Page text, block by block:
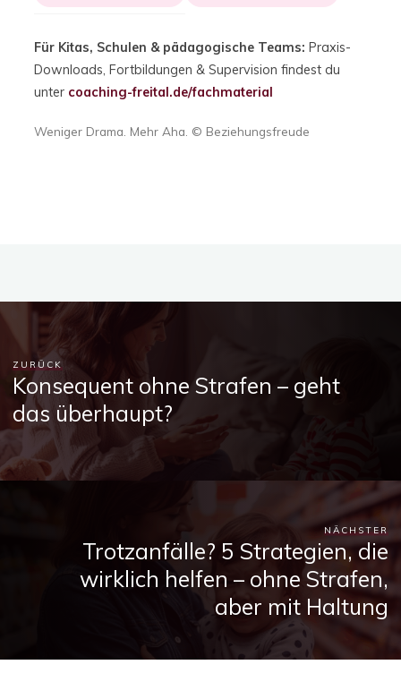
Für Kitas, Schulen & pädagogische Teams: Praxis-
Downloads, Fortbildungen & Supervision findest du
unter coaching-freital.de/fachmaterial
Weniger Drama. Mehr Aha. © Beziehungsfreude
ZURÜCK
Konsequent ohne Strafen – geht
das überhaupt?
NÄCHSTER
Trotzanfälle? 5 Strategien, die
wirklich helfen – ohne Strafen,
aber mit Haltung